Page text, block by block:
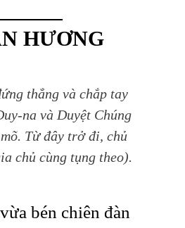
HƯƠNG
thẳng và chắp tay
na và Duyệt Chúng
Từ đây trở đi, chủ
chủ cùng tụng theo).
bén chiên đàn